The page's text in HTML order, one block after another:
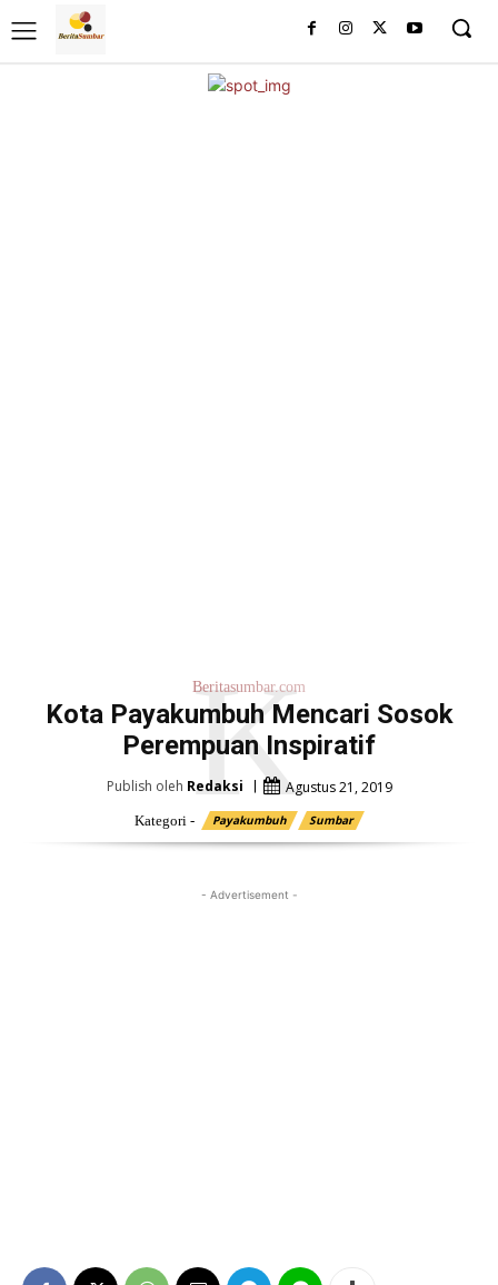
Beritasumbar.com
Kota Payakumbuh Mencari Sosok
Perempuan Inspiratif
K
Publish oleh Redaksi Agustus 21, 2019
Kategori - Payakumbuh Sumbar
- Advertisement -